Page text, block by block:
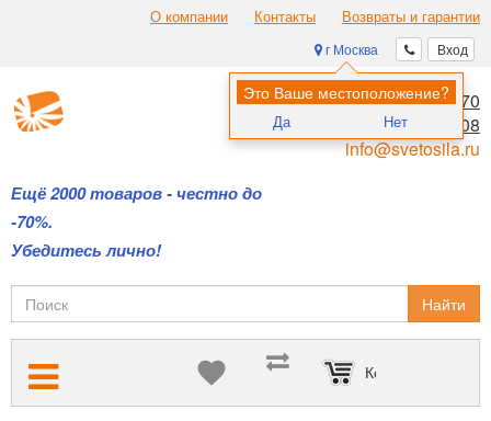
О компании Контакты Возвраты и гарантии
Вход
г Москва
Это Ваше местоположение?
Да Нет
Ещё 2000 товаров - честно до
-70%.
Убедитесь лично!
8 (495) 970-00-70
8 (800) 700-11-08
info@svetosila.ru
Найти
Корзина пуста